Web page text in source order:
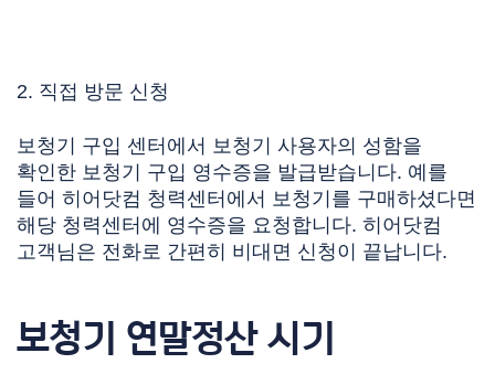
2. 직접 방문 신청
보청기 구입 센터 에서 보청기 사용자의 성함을
확인한 보청기 구입 영수증을 발급받습니다. 예를
들어 히어닷컴 청력센터에서 보청기를 구매하셨다면
해당 청력센터에 영수증을 요청합니다. 히어닷컴
고객님은 전화로 간편히 비대면 신청이 끝납니다.
보청기 연말정산 시기